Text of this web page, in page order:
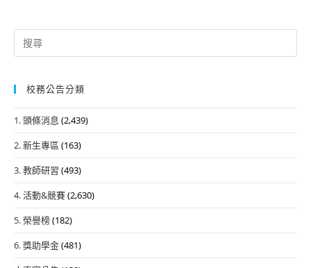
Search
for:
校務公告分類
1. 頭條消息 (2,439)
2. 新生專區 (163)
3. 教師研習 (493)
4. 活動&競賽(2,630)
5. 榮譽榜(182)
6. 獎助學金(481)